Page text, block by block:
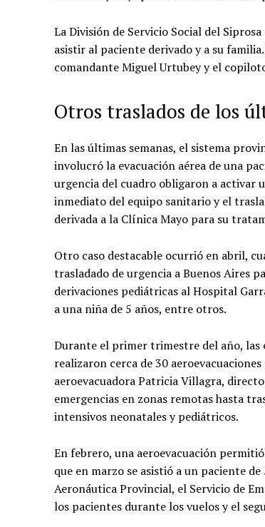
La División de Servicio Social del
asistir al paciente derivado y a su
comandante Miguel Urtubey y el
Otros traslados de los
En las últimas semanas, el sistema
involucró la evacuación aérea de una
urgencia del cuadro obligaron a activar
inmediato del equipo sanitario y el
derivada a la Clínica Mayo para su
Otro caso destacable ocurrió en abril,
trasladado de urgencia a Buenos Aires
derivaciones pediátricas al Hospital
a una niña de 5 años, entre otros.
Durante el primer trimestre del año, las
realizaron cerca de 30
aeroevacuadora Patricia Villagra,
emergencias en zonas remotas hasta
intensivos neonatales y pediátricos.
En febrero, una aeroevacuación
que en marzo se asistió a un paciente
Aeronáutica Provincial, el Servicio de
los pacientes durante los vuelos y el